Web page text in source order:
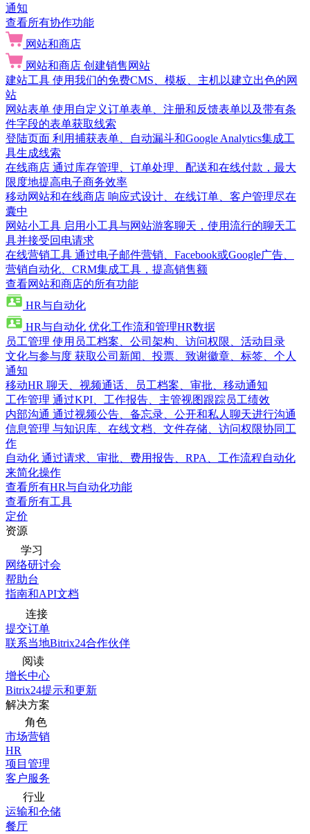
通知
查看所有协作功能
网站和商店
网站和商店 创建销售网站
建站工具 使用我们的免费CMS、模板、主机以建立出色的网
站
网站表单 使用自定义订单表单、注册和反馈表单以及带有条
件字段的表单获取线索
登陆页面 利用捕获表单、自动漏斗和Google Analytics集成工
具生成线索
在线商店 通过库存管理、订单处理、配送和在线付款，最大
限度地提高电子商务效率
移动网站和在线商店 响应式设计、在线订单、客户管理尽在
囊中
网站小工具 启用小工具与网站游客聊天，使用流行的聊天工
具并接受回电请求
在线营销工具 通过电子邮件营销、Facebook或Google广告、
营销自动化、CRM集成工具，提高销售额
查看网站和商店的所有功能
HR与自动化
HR与自动化 优化工作流和管理HR数据
员工管理 使用员工档案、公司架构、访问权限、活动目录
文化与参与度 获取公司新闻、投票、致谢徽章、标签、个人
通知
移动HR 聊天、视频通话、员工档案、审批、移动通知
工作管理 通过KPI、工作报告、主管视图跟踪员工绩效
内部沟通 通过视频公告、备忘录、公开和私人聊天进行沟通
信息管理 与知识库、在线文档、文件存储、访问权限协同工
作
自动化 通过请求、审批、费用报告、RPA、工作流程自动化
来简化操作
查看所有HR与自动化功能
查看所有工具
定价
资源
学习
网络研讨会
帮助台
指南和API文档
连接
提交订单
联系当地Bitrix24合作伙伴
阅读
增长中心
Bitrix24提示和更新
解决方案
角色
市场营销
HR
项目管理
客户服务
行业
运输和仓储
餐厅